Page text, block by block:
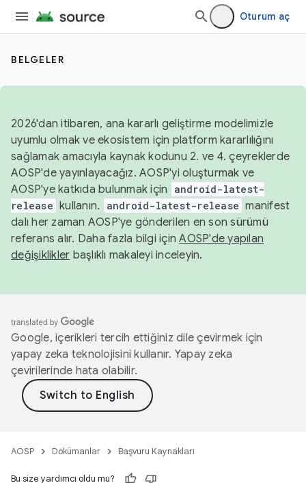
Oturum aç
BELGELER
2026'dan itibaren, ana kararlı geliştirme modelimizle
uyumlu olmak ve ekosistem için platform kararlılığını
sağlamak amacıyla kaynak kodunu 2. ve 4. çeyreklerde
AOSP'de yayınlayacağız. AOSP'yi oluşturmak ve
AOSP'ye katkıda bulunmak için
android-latest-
release kullanın. android-latest-release manifest
dalı her zaman AOSP'ye gönderilen en son sürümü
referans alır. Daha fazla bilgi içinAOSP'de yapılan
değişiklikler başlıklı makaleyi inceleyin.
Google, içerikleri tercih ettiğiniz dile çevirmek için
yapay zeka teknolojisini kullanır. Yapay zeka
çevirilerinde hata olabilir.
AOSP Dokümanlar Başvuru Kaynakları
Bu size yardımcı oldu mu?